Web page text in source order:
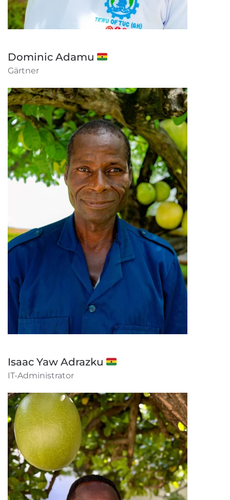
Dominic Adamu 🇬🇭
Gärtner
Isaac Yaw Adrazku 🇬🇭
IT-Administrator